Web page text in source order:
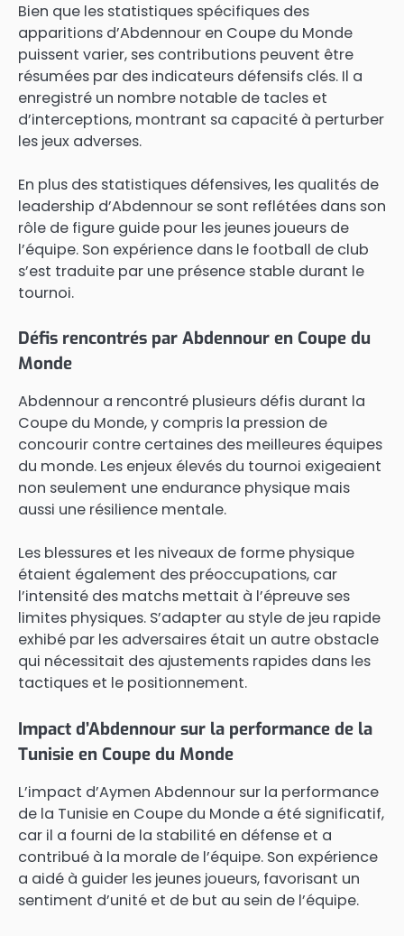
Bien que les statistiques spécifiques des
apparitions d’Abdennour en Coupe du Monde
puissent varier, ses contributions peuvent être
résumées par des indicateurs défensifs clés. Il a
enregistré un nombre notable de tacles et
d’interceptions, montrant sa capacité à perturber
les jeux adverses.
En plus des statistiques défensives, les qualités de
leadership d’Abdennour se sont reflétées dans son
rôle de figure guide pour les jeunes joueurs de
l’équipe. Son expérience dans le football de club
s’est traduite par une présence stable durant le
tournoi.
Défis rencontrés par Abdennour en Coupe du
Monde
Abdennour a rencontré plusieurs défis durant la
Coupe du Monde, y compris la pression de
concourir contre certaines des meilleures équipes
du monde. Les enjeux élevés du tournoi exigeaient
non seulement une endurance physique mais
aussi une résilience mentale.
Les blessures et les niveaux de forme physique
étaient également des préoccupations, car
l’intensité des matchs mettait à l’épreuve ses
limites physiques. S’adapter au style de jeu rapide
exhibé par les adversaires était un autre obstacle
qui nécessitait des ajustements rapides dans les
tactiques et le positionnement.
Impact d’Abdennour sur la performance de la
Tunisie en Coupe du Monde
L’impact d’Aymen Abdennour sur la performance
de la Tunisie en Coupe du Monde a été significatif,
car il a fourni de la stabilité en défense et a
contribué à la morale de l’équipe. Son expérience
a aidé à guider les jeunes joueurs, favorisant un
sentiment d’unité et de but au sein de l’équipe.